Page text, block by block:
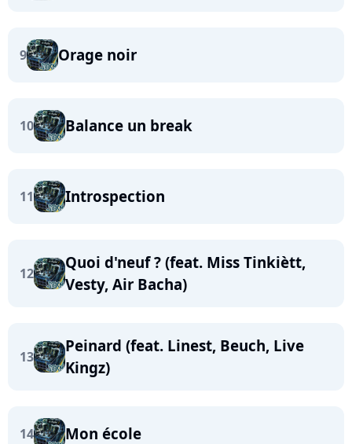
9 Orage noir
10 Balance un break
11 Introspection
12
Quoi d'neuf ? (feat. Miss Tinkiètt,
Vesty, Air Bacha)
13
Peinard (feat. Linest, Beuch, Live
Kingz)
14 Mon école